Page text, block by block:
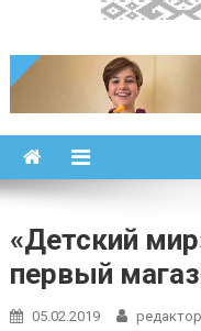
Беларусь
«Детский
первый
05.02.2019 редактор